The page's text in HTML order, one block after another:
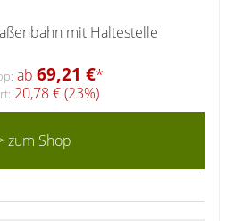
mit Haltestelle
ab 69,21 €*
20,78 € (23%)
zum Shop